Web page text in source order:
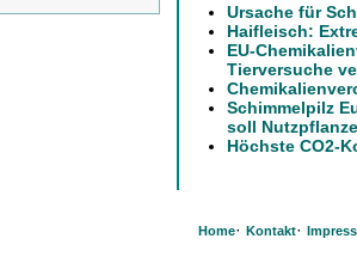
Ursache für
Haifleisch:
EU-
Tierversuche
Schimmelpilz
soll
Höchste CO2-
Home· Kontakt·